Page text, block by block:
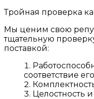
Тройная проверка
Мы ценим свою
тщательную
поставкой:
соответствие
Целостность